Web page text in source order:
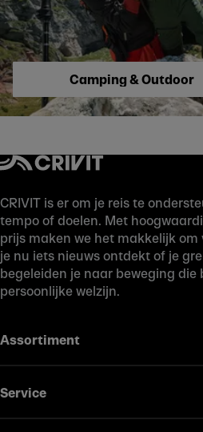
Camping & Outdoor
CRIVIT is er om je reis te
tempo of doelen. Met
prijs maken we het makkelijk
je nu iets nieuws ontdekt of je
begeleiden je naar beweging
persoonlijke welzijn.
Assortiment
Service